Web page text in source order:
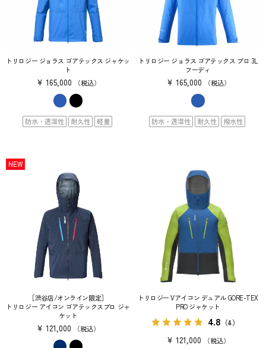
トリロジー ジョラス ゴアテックス ジャケッ
ト
¥ 165,000 税込
防水・透湿性 耐久性 軽量
トリロジー ジョラス ゴアテックス プロ 3L
フーディ
¥ 165,000 税込
防水・透湿性 耐久性 撥水性
［渋谷店/オンライン限定］
トリロジー アイコン ゴアテックスプロ ジャ
ケット
¥ 121,000 税込
NEW
トリロジー Vアイコン デュアル GORE-TEX
PRO ジャケット
4.8 （4）
¥ 121,000 税込